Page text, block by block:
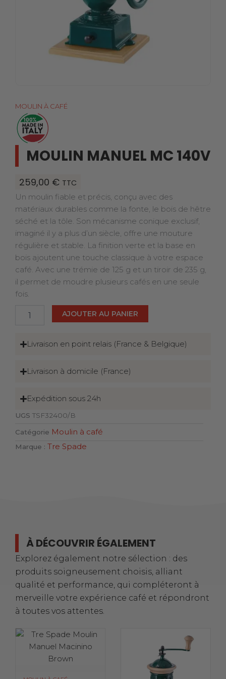
MOULIN À CAFÉ
MOULIN MANUEL MC 140V
259,00 € TTC
Un moulin fiable et précis, conçu avec des
matériaux durables comme la fonte, le bois de hêtre
séché et la tôle. Son mécanisme conique exclusif,
imaginé il y a plus d’un siècle, offre une mouture
régulière et stable. La finition verte et la base en
bois ajoutent une touche classique à votre espace
café. Avec une trémie de 125 g et un tiroir de 235 g,
il permet de moudre plusieurs cafés en une seule
fois.
MC
AJOUTER AU PANIER
Livraison en point relais (France & Belgique)
Livraison à domicile (France)
Expédition sous 24h
UGS TSF32400/B
Catégorie Moulin à café
Marque : Tre Spade
À DÉCOUVRIR ÉGALEMENT
Explorez également notre sélection : des
produits soigneusement choisis, alliant
qualité et performance, qui compléteront à
merveille votre expérience café et répondront
à toutes vos attentes.